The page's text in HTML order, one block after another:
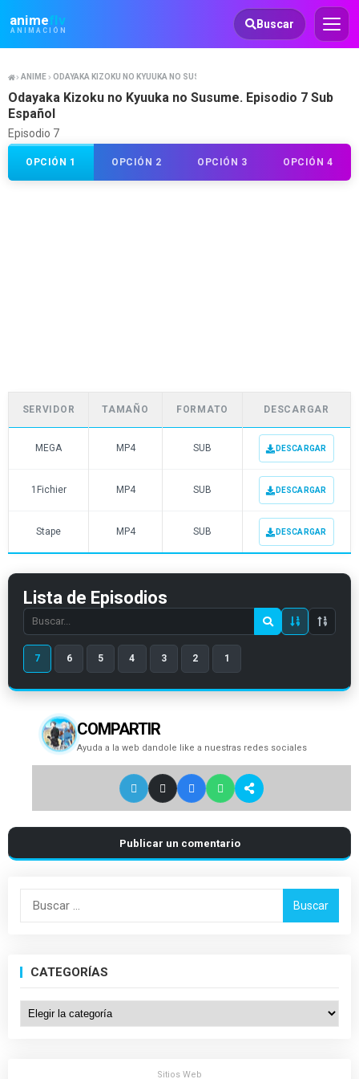
animeflv
ANIMACIÓN
Animeflv Buscar
ANIME ODAYAKA KIZOKU NO KYUUKA NO SUSUME.
Odayaka Kizoku no Kyuuka no Susume. Episodio 7 Sub
Español
Episodio 7
OPCIÓN 1 OPCIÓN 2 OPCIÓN 3 OPCIÓN 4
SERVIDOR TAMAÑO FORMATO DESCARGAR
MEGA MP4 SUB DESCARGAR
1Fichier MP4 SUB DESCARGAR
Stape MP4 SUB DESCARGAR
Lista de Episodios
Search
episode
number
7 6 5 4 3 2 1
COMPARTIR
Ayuda a la web dandole like a nuestras redes sociales
Publicar un comentario
Buscar:
CATEGORÍAS
Categorías
Sitios Web